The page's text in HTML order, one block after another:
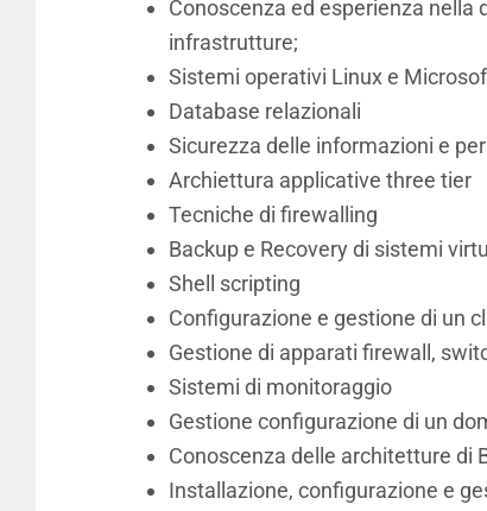
Conoscenza ed esperienza
infrastrutture;
Sistemi operativi Linux e
Database relazionali
Sicurezza delle informazioni e
Archiettura applicative three tier
Tecniche di firewalling
Backup e Recovery di sistemi
Shell scripting
Configurazione e gestione di un
Gestione di apparati firewall,
Sistemi di monitoraggio
Gestione configurazione di un
Conoscenza delle architetture di
Installazione, configurazione e